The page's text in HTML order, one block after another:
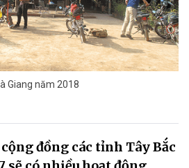
Giang năm 2018
đồng các tỉnh Tây Bắc